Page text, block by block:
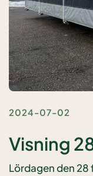
2024-07-02
Visning
Lördagen den 28